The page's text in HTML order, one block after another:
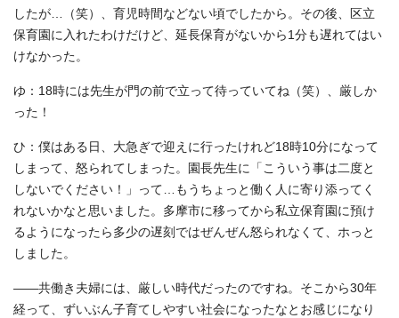
したが…（笑）、育児時間などない頃でしたから。その後、区立
保育園に入れたわけだけど、延長保育がないから1分も遅れてはい
けなかった。
ゆ：18時には先生が門の前で立って待っていてね（笑）、厳しか
った！
ひ：僕はある日、大急ぎで迎えに行ったけれど18時10分になって
しまって、怒られてしまった。園長先生に「こういう事は二度と
しないでください！」って…もうちょっと働く人に寄り添ってく
れないかなと思いました。多摩市に移ってから私立保育園に預け
るようになったら多少の遅刻ではぜんぜん怒られなくて、ホっと
しました。
――共働き夫婦には、厳しい時代だったのですね。そこから30年
経って、ずいぶん子育てしやすい社会になったなとお感じになり